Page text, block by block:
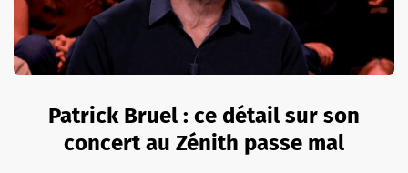
Patrick Bruel : ce détail sur son
concert au Zénith passe mal